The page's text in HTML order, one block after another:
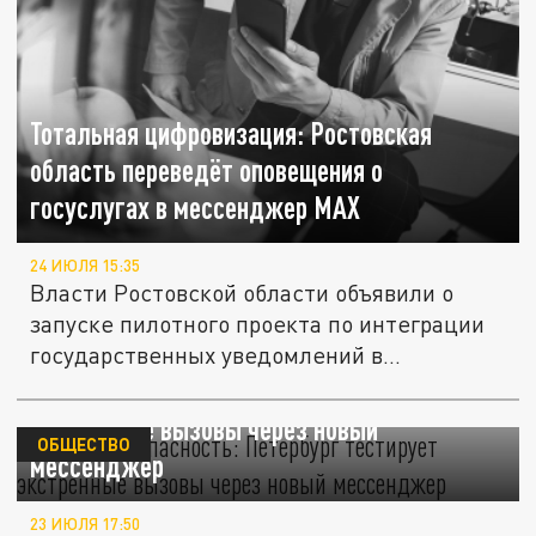
Тотальная цифровизация: Ростовская
область переведёт оповещения о
госуслугах в мессенджер MAX
24 ИЮЛЯ 15:35
Власти Ростовской области объявили о
запуске пилотного проекта по интеграции
государственных уведомлений в...
МАХ за безопасность: Петербург тестирует
экстренные вызовы через новый
мессенджер
ОБЩЕСТВО
23 ИЮЛЯ 17:50